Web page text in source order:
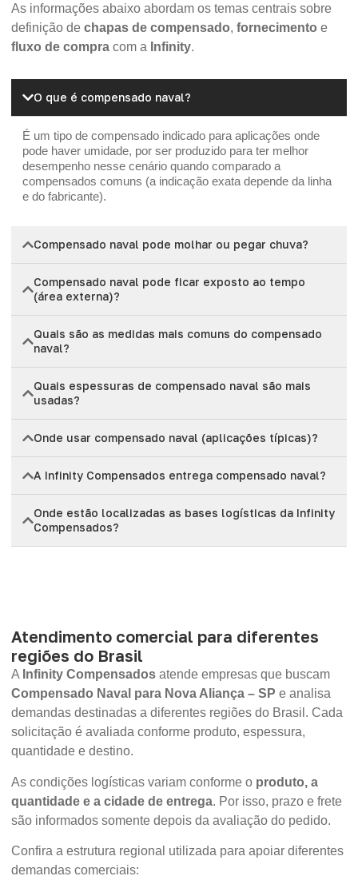
As informações abaixo abordam os temas centrais sobre
definição de chapas de compensado, fornecimento e
fluxo de compra com a Infinity.
O que é compensado naval?
É um tipo de compensado indicado para aplicações onde
pode haver umidade, por ser produzido para ter melhor
desempenho nesse cenário quando comparado a
compensados comuns (a indicação exata depende da linha
e do fabricante).
Compensado naval pode molhar ou pegar chuva?
Compensado naval pode ficar exposto ao tempo
(área externa)?
Quais são as medidas mais comuns do compensado
naval?
Quais espessuras de compensado naval são mais
usadas?
Onde usar compensado naval (aplicações típicas)?
A Infinity Compensados entrega compensado naval?
Onde estão localizadas as bases logísticas da Infinity
Compensados?
Atendimento comercial para diferentes
regiões do Brasil
A Infinity Compensados atende empresas que buscam
Compensado Naval para Nova Aliança – SP e analisa
demandas destinadas a diferentes regiões do Brasil. Cada
solicitação é avaliada conforme produto, espessura,
quantidade e destino.
As condições logísticas variam conforme o produto, a
quantidade e a cidade de entrega. Por isso, prazo e frete
são informados somente depois da avaliação do pedido.
Confira a estrutura regional utilizada para apoiar diferentes
demandas comerciais: